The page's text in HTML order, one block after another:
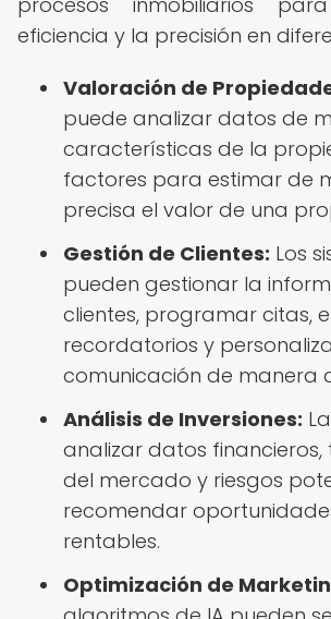
eficiencia y la precisión en
Valoración de
puede analizar datos de
características de la
factores para estimar de
precisa el valor de una
Gestión de Clientes: Los
pueden gestionar la
clientes, programar citas,
recordatorios y
comunicación de manera
Análisis de Inversiones:
analizar datos financieros,
del mercado y riesgos
recomendar
rentables.
Optimización de